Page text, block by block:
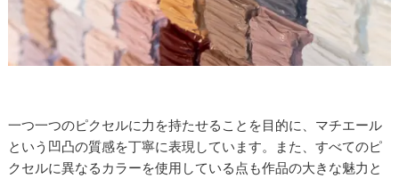
一つ一つのピクセルに力を持たせることを目的に、マチエール
という凹凸の質感を丁寧に表現しています。また、すべてのピ
クセルに異なるカラーを使用している点も作品の大きな魅力と